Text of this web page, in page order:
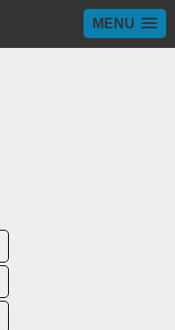
MENU